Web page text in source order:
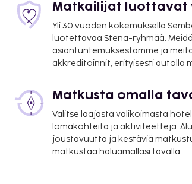
Matkailijat luottavat
Yli 30 vuoden kokemuksella
luotettavaa Stena-ryhmää.
asiantuntemuksestamme ja
akkreditoinnit, erityisesti autolla
Matkusta omalla
Valitse laajasta valikoimasta
lomakohteita ja aktiviteetteja.
joustavuutta ja kestäviä
matkustaa haluamallasi tavalla.